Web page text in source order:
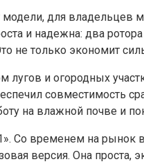
модели, для
и надежна: два
не только экономит
лугов и огородных
совместимость
на влажной почве и
Со временем на
версия. Она